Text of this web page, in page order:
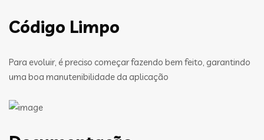
Código Limpo
Para evoluir, é preciso começar fazendo bem feito, garantindo
uma boa manutenibilidade da aplicação